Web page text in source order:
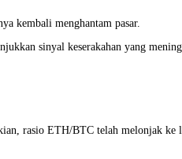
kembali menghantam pasar.
sinyal keserakahan yang
rasio ETH/BTC telah melonjak